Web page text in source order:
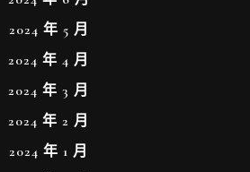
2024 年 5 月
2024 年 4 月
2024 年 3 月
2024 年 2 月
2024 年 1 月